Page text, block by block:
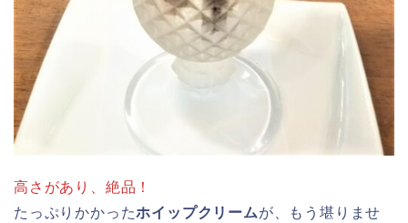
高さがあり、絶品！
たっぷりかかったホイップクリームが、もう堪りませ